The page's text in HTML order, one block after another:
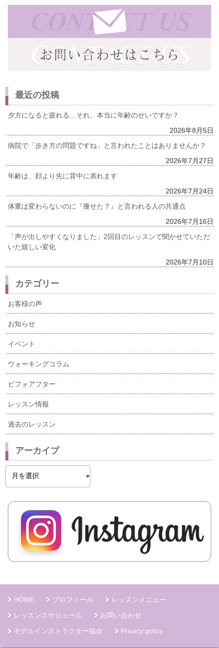
最近の投稿
夕方になると疲れる…それ、本当に年齢のせいですか？
2026年8月5日
病院で「歩き方の問題ですね」と言われたことはありませんか？
2026年7月27日
年齢は、顔より先に背中に表れます
2026年7月24日
体重は変わらないのに『痩せた？』と言われる人の共通点
2026年7月16日
「声が出しやすくなりました」2回目のレッスンで聞かせていただ
いた嬉しい変化
2026年7月10日
カテゴリー
お客様の声
お知らせ
イベント
ウォーキングコラム
ビフォアフター
レッスン情報
過去のレッスン
アーカイブ
イ
HOME プロフィール レッスンメニュー
レッスンスケジュール お問い合わせ
モデルインストラクター協会 Privacy policy